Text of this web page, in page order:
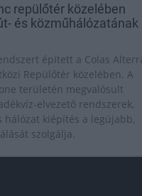
repülőtér közelében
és közműhálózatának
épített a Colas
Repülőtér közelében. A
területén megvalósult
elvezető rendszerek,
hálózat kiépítés a legújabb,
szolgálja.